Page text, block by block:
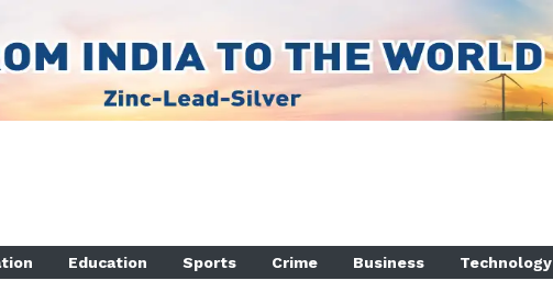
Education Sports Crime Business Technology